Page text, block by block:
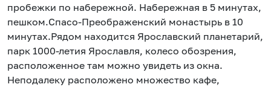
пробежки по набережной. Набережная в 5 минутах,
пешком.Спасо-Преображенский монастырь в 10
минутах.Рядом находится Ярославский планетарий,
парк 1000-летия Ярославля, колесо обозрения,
расположенное там можно увидеть из окна.
Неподалеку расположено множество кафе,